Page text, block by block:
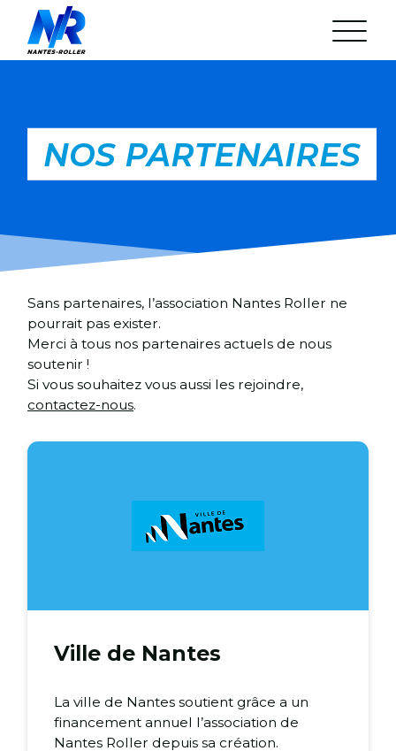
contenu
Réunion mensuelle
Nos Partenaires
Gestion du cortège
L’équipe et ses bénévoles
Discord
Agenda
Actualités
NOS PARTENAIRES
Sans partenaires, l’association Nantes Roller ne
pourrait pas exister.
Merci à tous nos partenaires actuels de nous
soutenir !
Si vous souhaitez vous aussi les rejoindre,
contactez-nous.
Ville de Nantes
La ville de Nantes soutient grâce a un
financement annuel l’association de
Nantes Roller depuis sa création.